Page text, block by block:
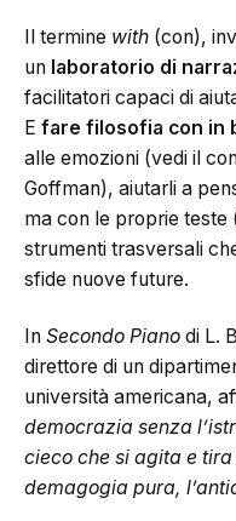
Il termine with (con),
un laboratorio di
facilitatori capaci di
E fare filosofia con in
alle emozioni (vedi il
Goffman), aiutarli a
ma con le proprie
strumenti trasversali
sfide nuove future.
In Secondo Piano di L.
direttore di un
università americana,
democrazia senza
cieco che si agita e
demagogia pura,